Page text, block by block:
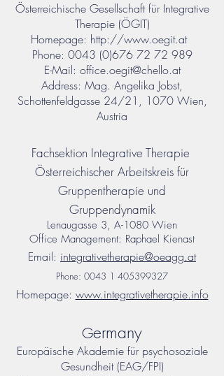
Österreichische Gesellschaft für Integrative
Therapie (ÖGIT)
Homepage: http://www.oegit.at
Phone: 0043 (0)676 72 72 989
E-Mail: office.oegit@chello.at
Address: Mag. Angelika Jobst,
Schottenfeldgasse 24/21, 1070 Wien,
Austria
Fachsektion Integrative Therapie
Österreichischer Arbeitskreis für
Gruppentherapie und
Gruppendynamik
Lenaugasse 3, A-1080 Wien
Office Management: Raphael Kienast
Email: integrativetherapie@oeagg.at
Phone: 0043 1 405399327
Homepage: www.integrativetherapie.info
Germany
Europäische Akademie für psychosoziale
Gesundheit (EAG/FPI)